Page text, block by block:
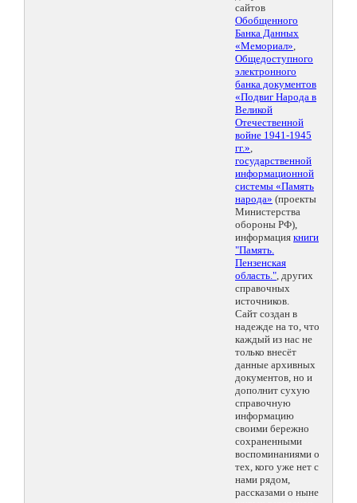
сайтов
Обобщенного
Банка Данных
«Мемориал»,
Общедоступного
электронного
банка документов
«Подвиг Народа в
Великой
Отечественной
войне 1941-1945
гг.»,
государственной
информационной
системы «Память
народа» (проекты
Министерства
обороны РФ),
информация книги
"Память.
Пензенская
область.", других
справочных
источников.
Сайт создан в
надежде на то, что
каждый из нас не
только внесёт
данные архивных
документов, но и
дополнит сухую
справочную
информацию
своими бережно
сохраненными
воспоминаниями о
тех, кого уже нет с
нами рядом,
рассказами о ныне